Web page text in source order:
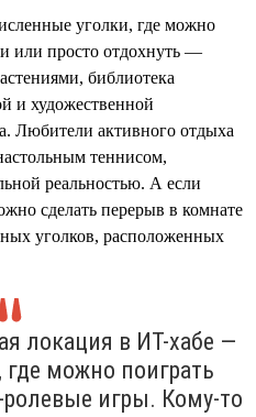
уголки, где можно
или просто отдохнуть —
библиотека
и художественной
Любители активного отдыха
теннисом,
реальностью. А если
сделать перерыв в комнате
уголков, расположенных
локация в ИТ-хабе —
где можно поиграть
ролевые игры. Кому-то